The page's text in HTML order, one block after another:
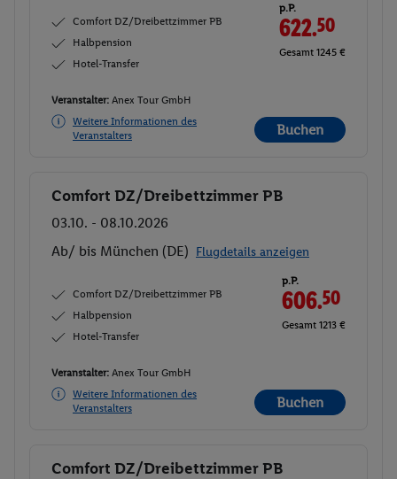
Comfort DZ/Dreibettzimmer PB
Halbpension
Hotel-Transfer
p.P.
622.50
Gesamt 1245 €
Veranstalter: Anex Tour GmbH
Weitere Informationen des
Veranstalters
Buchen
Buchen
Comfort DZ/Dreibettzimmer PB
03.10. - 08.10.2026
Ab/ bis München (DE) Flugdetails anzeigen
Comfort DZ/Dreibettzimmer PB
Halbpension
Hotel-Transfer
p.P.
606.50
Gesamt 1213 €
Veranstalter: Anex Tour GmbH
Weitere Informationen des
Veranstalters
Buchen
Buchen
Comfort DZ/Dreibettzimmer PB